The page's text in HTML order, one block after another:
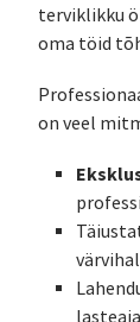
terviklikku
oma töid
on veel